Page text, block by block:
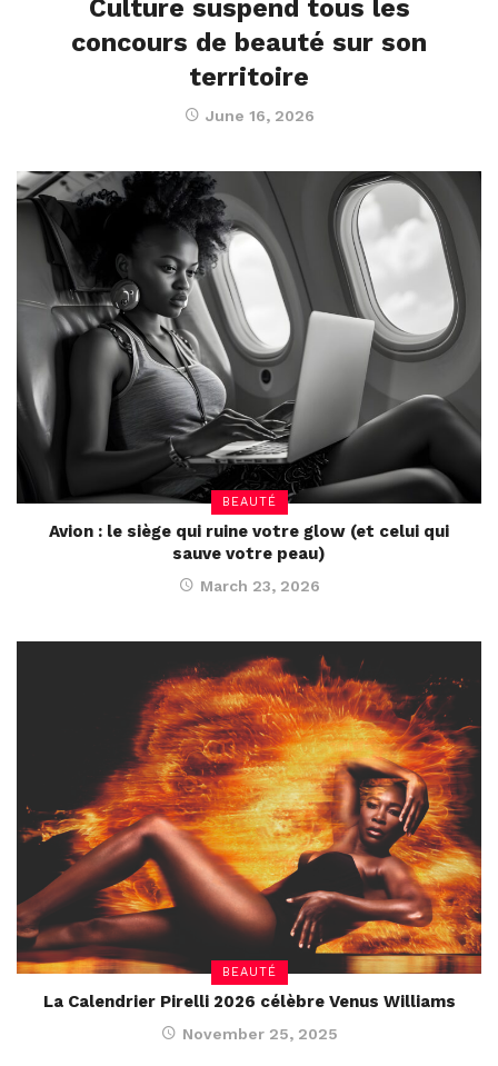
Culture suspend tous les
concours de beauté sur son
territoire
June 16, 2026
BEAUTÉ
Avion : le siège qui ruine votre glow (et celui qui
sauve votre peau)
March 23, 2026
BEAUTÉ
La Calendrier Pirelli 2026 célèbre Venus Williams
November 25, 2025